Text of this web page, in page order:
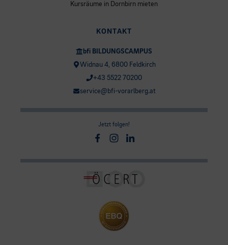
Kursräume in Dornbirn mieten
KONTAKT
bfi BILDUNGSCAMPUS
Widnau 4, 6800 Feldkirch
+43 5522 70200
service@bfi-vorarlberg.at
Jetzt folgen!
Facebook
Instagram
Linkedin